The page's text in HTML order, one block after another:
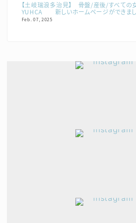
【土岐瑞浪多治見】 骨盤/産後/すべて
YUHCA 新しいホームページができまし
Feb. 07, 2025